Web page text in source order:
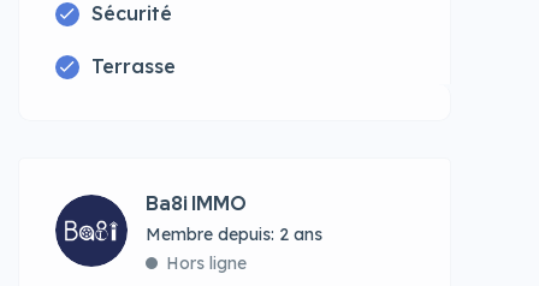
Sécurité
Terrasse
Ba8i IMMO
Membre depuis: 2 ans
Hors ligne